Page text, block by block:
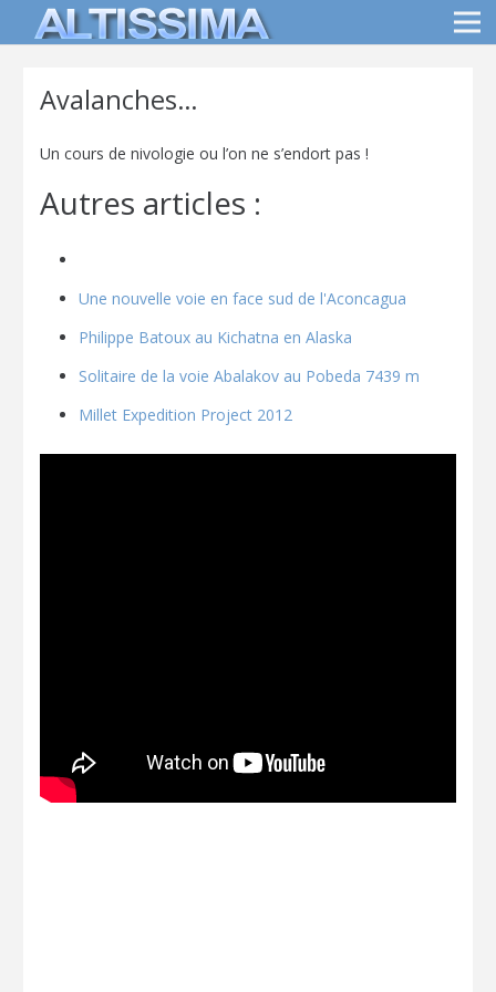
Avalanches…
Un cours de nivologie ou l’on ne s’endort pas !
Autres articles :
Une nouvelle voie en face sud de l'Aconcagua
Philippe Batoux au Kichatna en Alaska
Solitaire de la voie Abalakov au Pobeda 7439 m
Millet Expedition Project 2012